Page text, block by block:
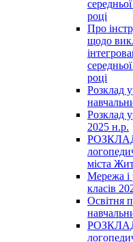
році
Про
щодо
році
Розклад
Розклад
2025 н.р.
РОЗКЛАД
міста
Мережа і
класів
Освітня
РОЗКЛАД